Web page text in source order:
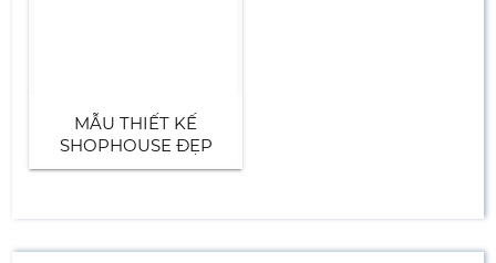
MẪU THIẾT KẾ
SHOPHOUSE ĐẸP